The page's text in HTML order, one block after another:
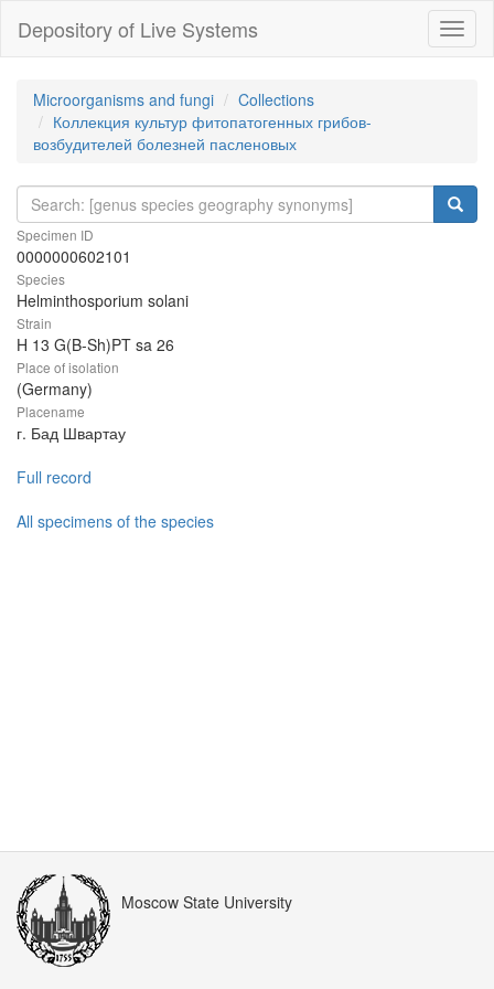
Depository of Live Systems
Microorganisms and fungi
Collections
Коллекция культур фитопатогенных грибов-
возбудителей болезней пасленовых
Specimen ID
0000000602101
Species
Helminthosporium solani
Strain
H 13 G(B-Sh)PT sa 26
Place of isolation
(Germany)
Placename
г. Бад Швартау
Full record
All specimens of the species
Moscow State University